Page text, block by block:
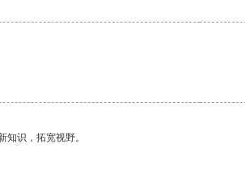
识，拓宽视野。